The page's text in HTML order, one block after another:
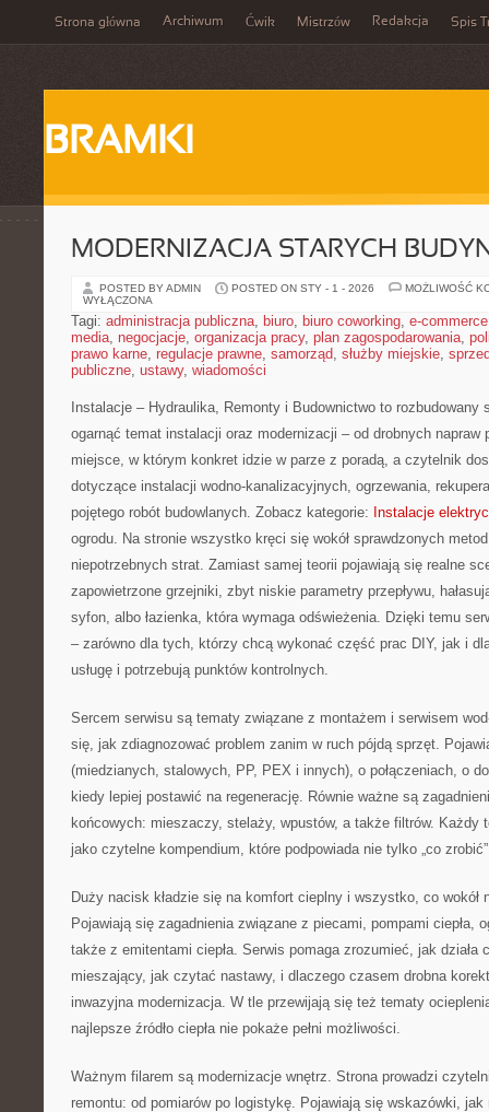
Strona główna Archiwum Ćwik Mistrzów Redakcja Spis
BRAMKI
MODERNIZACJA STARYCH
POSTED BY ADMIN POSTED ON STY - 1 - 2026
MOŻLIWOŚĆ
WYŁĄCZONA
Tagi: administracja publiczna, biuro, biuro coworking, e-commerce
media, negocjacje, organizacja pracy, plan zagospodarowania,
prawo karne, regulacje prawne, samorząd, służby miejskie,
publiczne, ustawy, wiadomości
Instalacje – Hydraulika, Remonty i Budownictwo to rozbudowany
ogarnąć temat instalacji oraz modernizacji – od drobnych napraw
miejsce, w którym konkret idzie w parze z poradą, a czytelnik
dotyczące instalacji wodno-kanalizacyjnych, ogrzewania,
pojętego robót budowlanych. Zobacz kategorie: Instalacje
ogrodu. Na stronie wszystko kręci się wokół sprawdzonych
niepotrzebnych strat. Zamiast samej teorii pojawiają się realne
zapowietrzone grzejniki, zbyt niskie parametry przepływu,
syfon, albo łazienka, która wymaga odświeżenia. Dzięki temu
– zarówno dla tych, którzy chcą wykonać część prac DIY, jak i
usługę i potrzebują punktów kontrolnych.
Sercem serwisu są tematy związane z montażem i serwisem
się, jak zdiagnozować problem zanim w ruch pójdą sprzęt.
(miedzianych, stalowych, PP, PEX i innych), o połączeniach, o
kiedy lepiej postawić na regenerację. Równie ważne są
końcowych: mieszaczy, stelaży, wpustów, a także filtrów. Każdy
jako czytelne kompendium, które podpowiada nie tylko „co
Duży nacisk kładzie się na komfort cieplny i wszystko, co wokół
Pojawiają się zagadnienia związane z piecami, pompami ciepła,
także z emitentami ciepła. Serwis pomaga zrozumieć, jak działa
mieszający, jak czytać nastawy, i dlaczego czasem drobna
inwazyjna modernizacja. W tle przewijają się też tematy
najlepsze źródło ciepła nie pokaże pełni możliwości.
Ważnym filarem są modernizacje wnętrz. Strona prowadzi
remontu: od pomiarów po logistykę. Pojawiają się wskazówki,